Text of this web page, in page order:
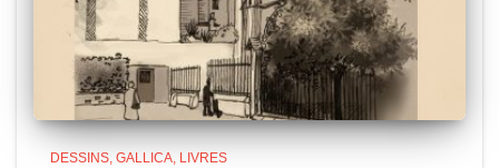
DESSINS GALLICA LIVRES